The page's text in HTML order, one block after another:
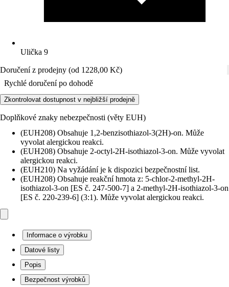
Ulička 9
Doručení z prodejny (od 1228,00 Kč)
Rychlé doručení po dohodě
Zkontrolovat dostupnost v nejbližší prodejně
Doplňkové znaky nebezpečnosti (věty EUH)
(EUH208) Obsahuje 1,2-benzisothiazol-3(2H)-on. Může
vyvolat alergickou reakci.
(EUH208) Obsahuje 2-octyl-2H-isothiazol-3-on. Může vyvolat
alergickou reakci.
(EUH210) Na vyžádání je k dispozici bezpečnostní list.
(EUH208) Obsahuje reakční hmota z: 5-chlor-2-methyl-2H-
isothiazol-3-on [ES č. 247-500-7] a 2-methyl-2H-isothiazol-3-on
[ES č. 220-239-6] (3:1). Může vyvolat alergickou reakci.
Informace o výrobku
Datové listy
Popis
Bezpečnost výrobků